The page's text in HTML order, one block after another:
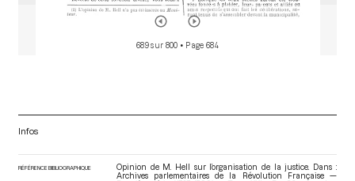
689 sur 800 • Page 684
Infos
RÉFÉRENCE BIBLIOGRAPHIQUE
Opinion de M. Hell sur l’organisation de la justice. Dans :
Archives parlementaires de la Révolution Française —